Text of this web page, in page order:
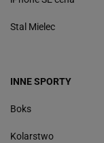
Stal Mielec
INNE SPORTY
Boks
Kolarstwo